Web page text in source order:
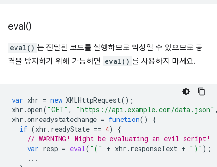
eval()
eval() 는 전달된 코드를 실행하므로 악성일 수 있으므로 공
격을 방지하기 위해 가능하면 eval() 를 사용하지 마세요.
var xhr = new XMLHttpRequest();
xhr .open( "GET" , "https://api.example.com/data.json"
xhr .onreadystatechange = function()
{
if (xhr . readyState == 4)
{
// WARNING! Might be evaluating an evil script!
var resp = eval( "(" + xhr . responseText + ")" );
...